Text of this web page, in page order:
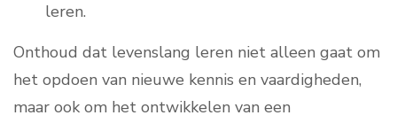
leren.
Onthoud dat levenslang leren niet alleen gaat om
het opdoen van nieuwe kennis en vaardigheden,
maar ook om het ontwikkelen van een